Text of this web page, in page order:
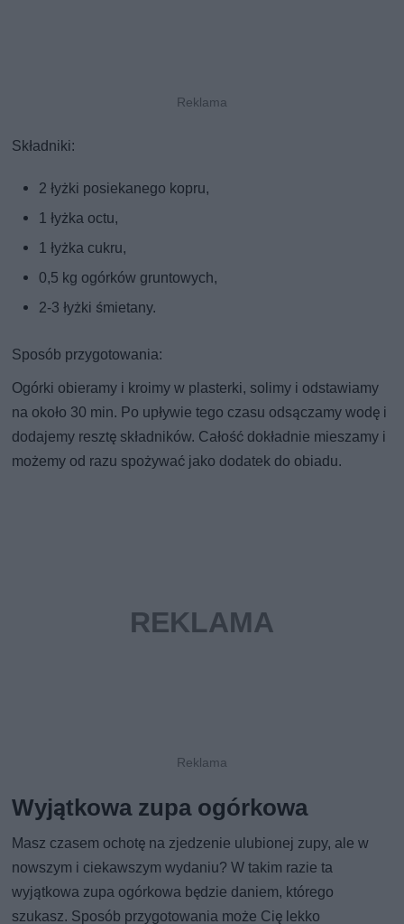
Składniki:
2 łyżki posiekanego kopru,
1 łyżka octu,
1 łyżka cukru,
0,5 kg ogórków gruntowych,
2-3 łyżki śmietany.
Sposób przygotowania:
Ogórki obieramy i kroimy w plasterki, solimy i odstawiamy
na około 30 min. Po upływie tego czasu odsączamy wodę i
dodajemy resztę składników. Całość dokładnie mieszamy i
możemy od razu spożywać jako dodatek do obiadu.
Wyjątkowa zupa ogórkowa
Masz czasem ochotę na zjedzenie ulubionej zupy, ale w
nowszym i ciekawszym wydaniu? W takim razie ta
wyjątkowa zupa ogórkowa będzie daniem, którego
szukasz. Sposób przygotowania może Cię lekko